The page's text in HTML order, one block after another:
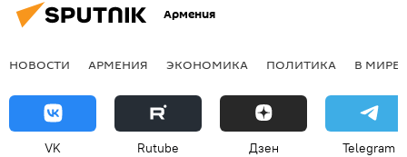
Армения
НОВОСТИ АРМЕНИЯ ЭКОНОМИКА ПОЛИТИКА В МИРЕ
VK Rutube Дзен Telegram